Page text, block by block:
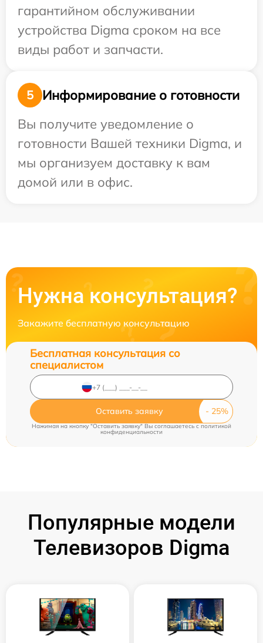
гарантийном обслуживании
устройства Digma сроком на все
виды работ и запчасти.
5
Информирование о готовности
Вы получите уведомление о
готовности Вашей техники Digma, и
мы организуем доставку к вам
домой или в офис.
Нужна консультация?
Закажите бесплатную консультацию
Бесплатная консультация со
специалистом
Оставить заявку
Нажимая на кнопку "Оставить заявку" Вы соглашаетесь c политикой
конфиденциальности
Популярные модели
Телевизоров Digma